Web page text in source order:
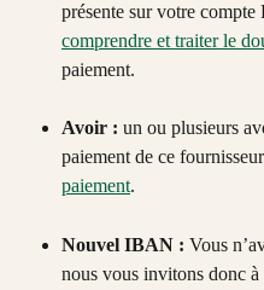
présente sur votre
comprendre et traiter le
paiement.
Avoir : un ou plusieurs
paiement de ce
paiement.
Nouvel IBAN : Vous
nous vous invitons donc